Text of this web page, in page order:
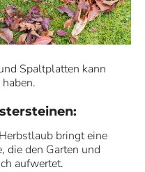
Spaltplatten kann
Herbstlaub bringt eine
die den Garten und
aufwertet.